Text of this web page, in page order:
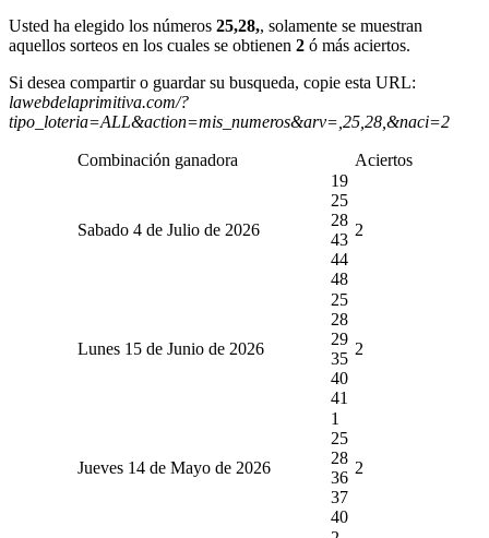
Usted ha elegido los números 25,28,, solamente se muestran
aquellos sorteos en los cuales se obtienen 2 ó más aciertos.
Si desea compartir o guardar su busqueda, copie esta URL:
lawebdelaprimitiva.com/?
tipo_loteria=ALL&action=mis_numeros&arv=,25,28,&naci=2
Combinación ganadora Aciertos
Sabado 4 de Julio de 2026
19
25
28
43
44
48
2
Lunes 15 de Junio de 2026
25
28
29
35
40
41
2
Jueves 14 de Mayo de 2026
1
25
28
36
37
40
2